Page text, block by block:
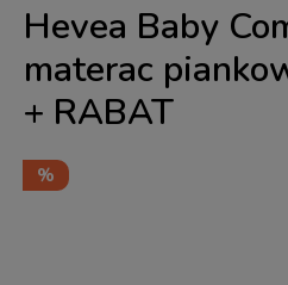
Hevea Baby
materac
+ RABAT